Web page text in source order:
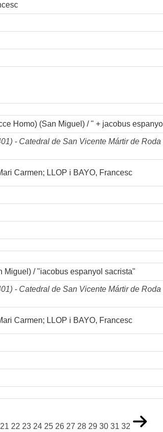
Homo) (San Miguel) / " + jacobus
- Catedral de San Vicente Mártir de
Carmen; LLOP i BAYO, Francesc
Miguel) / "iacobus espanyol sacrista"
- Catedral de San Vicente Mártir de
Carmen; LLOP i BAYO, Francesc
21 22 23 24 25 26 27 28 29 30 31 32